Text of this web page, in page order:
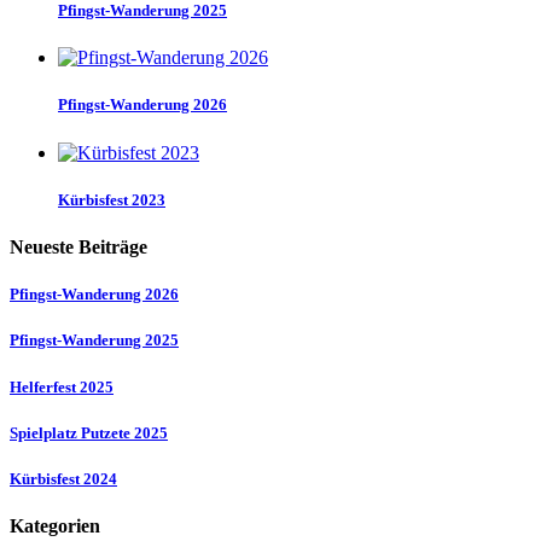
Pfingst-Wanderung 2025
Pfingst-Wanderung 2026
Kürbisfest 2023
Neueste Beiträge
Pfingst-Wanderung 2026
Pfingst-Wanderung 2025
Helferfest 2025
Spielplatz Putzete 2025
Kürbisfest 2024
Kategorien